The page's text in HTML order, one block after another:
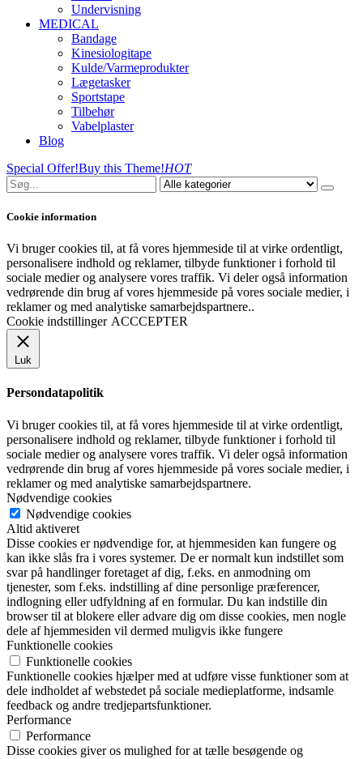
Undervisning
MEDICAL
Bandage
Kinesiologitape
Kulde/Varmeprodukter
Lægetasker
Sportstape
Tilbehør
Vabelplaster
Blog
Special Offer!Buy this Theme!HOT
Cookie information
Vi bruger cookies til, at få vores hjemmeside til at virke ordentligt,
personalisere indhold og reklamer, tilbyde funktioner i forhold til
sociale medier og analysere vores traffik. Vi deler også information
vedrørende din brug af vores hjemmeside på vores sociale medier, i
reklamer og med analytiske samarbejdspartnere..
Cookie indstillinger ACCCEPTER
Luk
Persondatapolitik
Vi bruger cookies til, at få vores hjemmeside til at virke ordentligt,
personalisere indhold og reklamer, tilbyde funktioner i forhold til
sociale medier og analysere vores traffik. Vi deler også information
vedrørende din brug af vores hjemmeside på vores sociale medier, i
reklamer og med analytiske samarbejdspartnere.
Nødvendige cookies
Nødvendige cookies
Altid aktiveret
Disse cookies er nødvendige for, at hjemmesiden kan fungere og
kan ikke slås fra i vores systemer. De er normalt kun indstillet som
svar på handlinger foretaget af dig, f.eks. en anmodning om
tjenester, som f.eks. indstilling af dine personlige præferencer,
indlogning eller udfyldning af en formular. Du kan indstille din
browser til at blokere eller advare dig om disse cookies, men nogle
dele af hjemmesiden vil dermed muligvis ikke fungere
Funktionelle cookies
Funktionelle cookies
Funktionelle cookies hjælper med at udføre visse funktioner som at
dele indholdet af webstedet på sociale medieplatforme, indsamle
feedback og andre tredjepartsfunktioner.
Performance
Performance
Disse cookies giver os mulighed for at tælle besøgende og